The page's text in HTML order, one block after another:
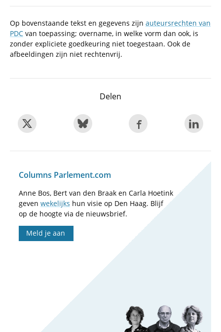
Op bovenstaande tekst en gegevens zijn auteursrechten van
PDC van toepassing; overname, in welke vorm dan ook, is
zonder expliciete goedkeuring niet toegestaan. Ook de
afbeeldingen zijn niet rechtenvrij.
Delen
Columns Parlement.com
Anne Bos, Bert van den Braak en Carla Hoetink
geven wekelijks hun visie op Den Haag. Blijf
op de hoogte via de nieuwsbrief.
Meld je aan